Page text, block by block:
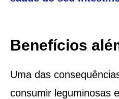
Benefícios
Uma das
consumir leguminosas